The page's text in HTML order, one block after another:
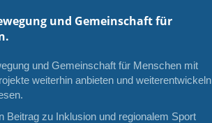
und Gemeinschaft für
und Gemeinschaft für Menschen mit
weiterhin anbieten und weiterentwickeln
Beitrag zu Inklusion und regionalem Sport